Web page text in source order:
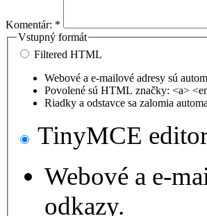
Komentár: *
Vstupný formát
Filtered HTML
Webové a e-mailové adresy sú
Povolené sú HTML značky: <a>
Riadky a odstavce sa zalomia
TinyMCE
Webové a e-
odkazy.